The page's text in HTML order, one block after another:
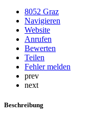
8052 Graz
Navigieren
Website
Anrufen
Bewerten
Teilen
Fehler melden
prev
next
Beschreibung